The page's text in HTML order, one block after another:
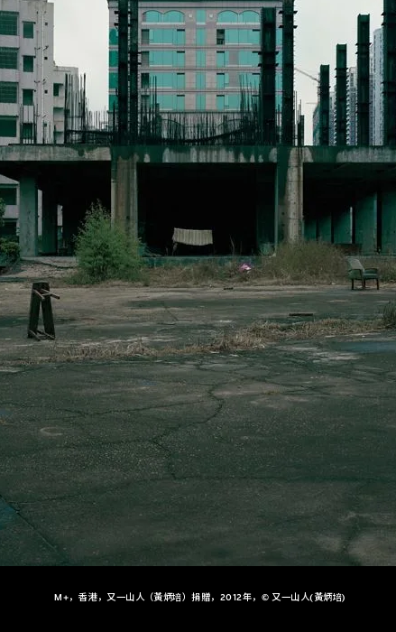
M+，香港，又一山人（黃炳培）捐贈，2012年，© 又一山人(黃炳培)